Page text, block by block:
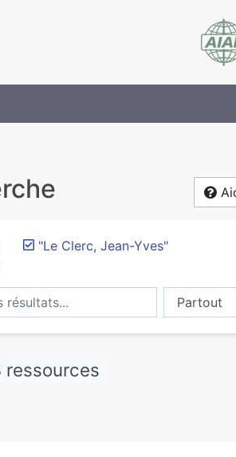
"Le Clerc, Jean-Yves"
Chercher
ressources